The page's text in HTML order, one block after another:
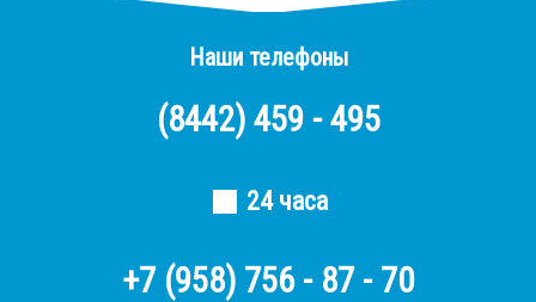
Наши телефоны
(8442) 459 - 495
24 часа
+7 (958) 756 - 87 - 70